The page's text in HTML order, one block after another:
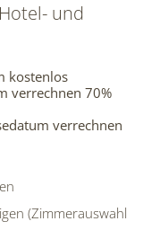
und
kostenlos
verrechnen 70%
verrechnen
(Zimmerauswahl